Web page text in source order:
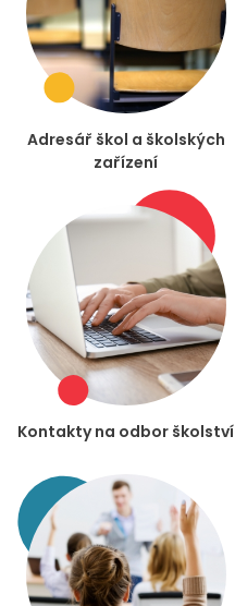
Adresář škol a školských
zařízení
Kontakty na odbor školství